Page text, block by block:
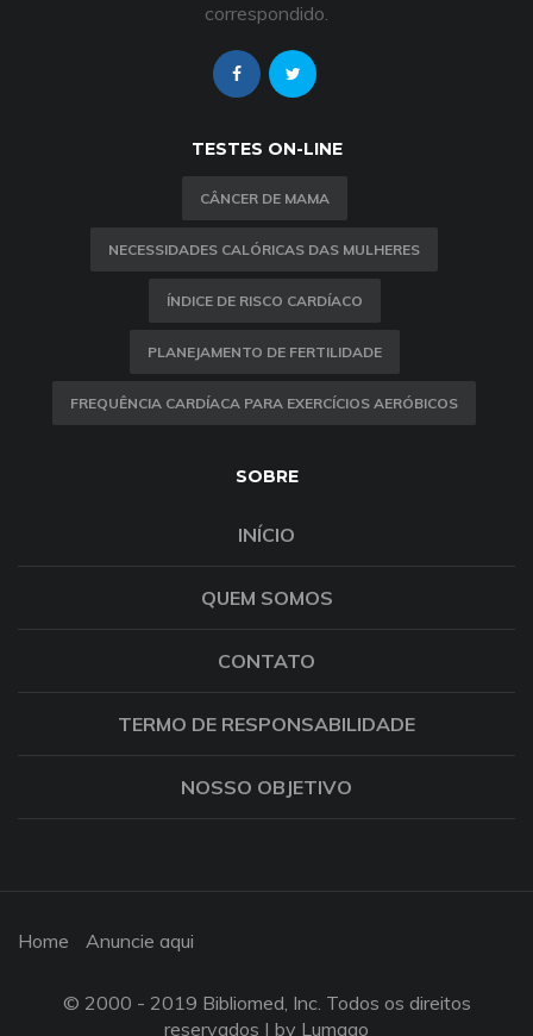
correspondido.
TESTES ON-LINE
CÂNCER DE MAMA
NECESSIDADES CALÓRICAS DAS MULHERES
ÍNDICE DE RISCO CARDÍACO
PLANEJAMENTO DE FERTILIDADE
FREQUÊNCIA CARDÍACA PARA EXERCÍCIOS AERÓBICOS
SOBRE
INÍCIO
QUEM SOMOS
CONTATO
TERMO DE RESPONSABILIDADE
NOSSO OBJETIVO
Home Anuncie aqui
© 2000 - 2019 Bibliomed, Inc. Todos os direitos
reservados | by Lumago